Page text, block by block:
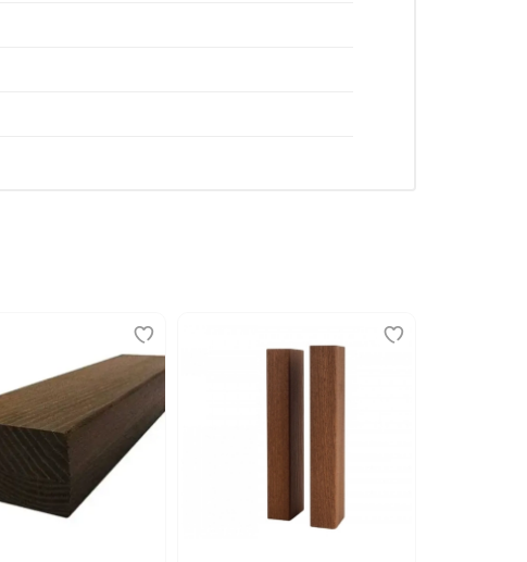
паз в паз и прикручиваются скрытым